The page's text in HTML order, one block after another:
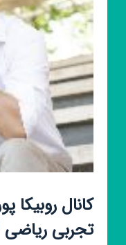
کانال روبیکا
تجربی ریاضی